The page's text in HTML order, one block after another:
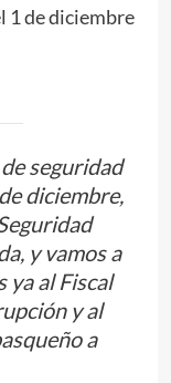
1 de diciembre
seguridad
diciembre,
y vamos a
ya al Fiscal
y al
a